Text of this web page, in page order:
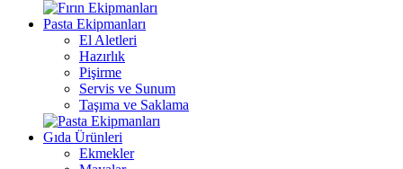
Pasta Ekipmanları
El Aletleri
Hazırlık
Pişirme
Servis ve Sunum
Taşıma ve Saklama
Gıda Ürünleri
Ekmekler